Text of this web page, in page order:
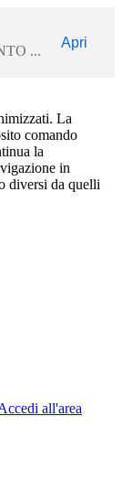
...
Apri
La
comando
la
in
diversi da quelli
all'area